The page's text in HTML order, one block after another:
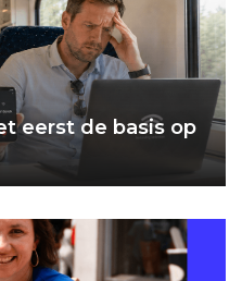
eerst de basis op